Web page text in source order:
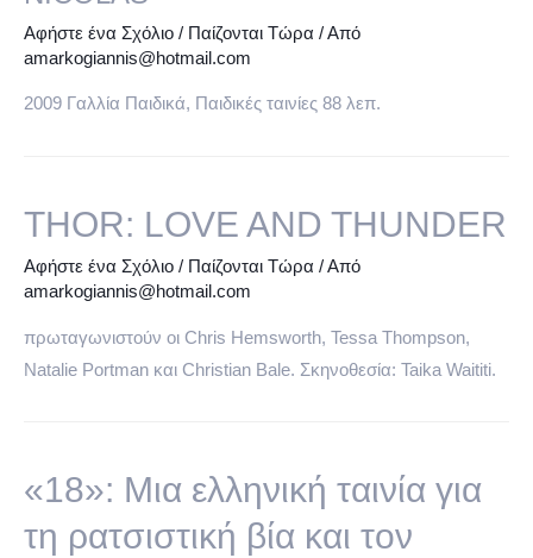
Αφήστε ένα Σχόλιο / Παίζονται Τώρα / Από
amarkogiannis@hotmail.com
2009 Γαλλία Παιδικά, Παιδικές ταινίες 88 λεπ.
THOR: LOVE AND THUNDER
Αφήστε ένα Σχόλιο / Παίζονται Τώρα / Από
amarkogiannis@hotmail.com
πρωταγωνιστούν οι Chris Hemsworth, Tessa Thompson,
Natalie Portman και Christian Bale. Σκηνοθεσία: Taika Waititi.
«18»: Μια ελληνική ταινία για
τη ρατσιστική βία και τον